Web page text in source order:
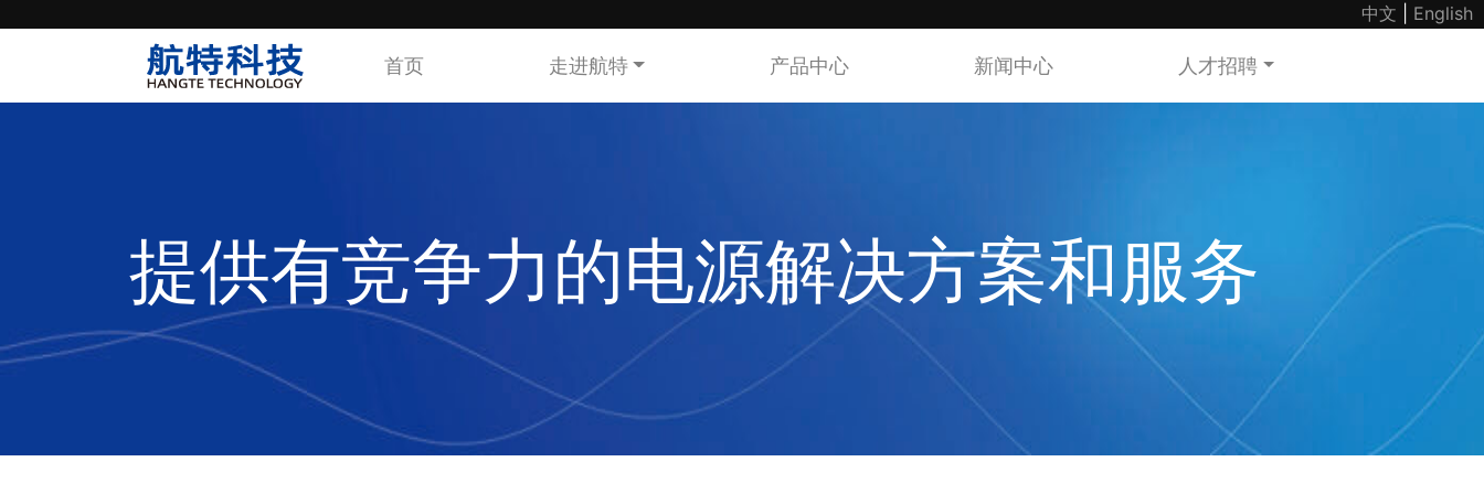
中文 English
首页 走进航特 产品中心 新闻中心 人才招聘
提供有竞争力的电源解决方案和服务